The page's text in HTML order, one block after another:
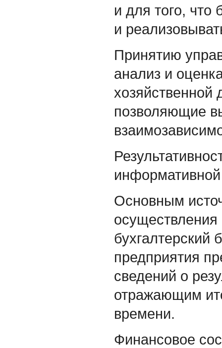
и для того, что
и
Принятию
анализ и
хозяйственной
позволяющие
Основным
осуществления
предприятия
сведений о
отражающим
времени.
Финансовое